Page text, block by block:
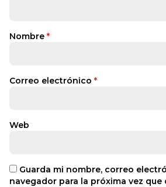
Nombre *
Correo electrónico *
Web
Guarda mi nombre, correo
navegador para la próxima vez que